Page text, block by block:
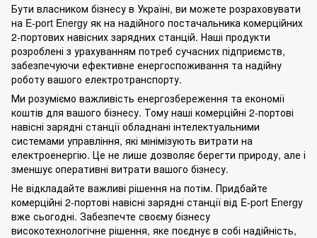
Бути власником бізнесу в Україні, ви можете розраховувати
на E-port Energy як на надійного постачальника комерційних
2-портових навісних зарядних станцій. Наші продукти
розроблені з урахуванням потреб сучасних підприємств,
забезпечуючи ефективне енергоспоживання та надійну
роботу вашого електротранспорту.
Ми розуміємо важливість енергозбереження та економії
коштів для вашого бізнесу. Тому наші комерційні 2-портові
навісні зарядні станції обладнані інтелектуальними
системами управління, які мінімізують витрати на
електроенергію. Це не лише дозволяє берегти природу, але і
зменшує оперативні витрати вашого бізнесу.
Не відкладайте важливі рішення на потім. Придбайте
комерційні 2-портові навісні зарядні станції від E-port Energy
вже сьогодні. Забезпечте своєму бізнесу
високотехнологічне рішення, яке поєднує в собі надійність,